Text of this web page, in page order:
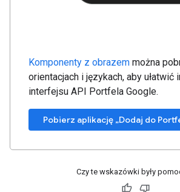
Komponenty z obrazem można
orientacjach i językach, aby ułatwić
interfejsu API Portfela Google.
Pobierz aplikację „Dodaj do
Czy te wskazówki były